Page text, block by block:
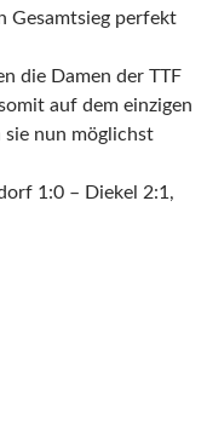
Gesamtsieg perfekt
die Damen der TTF
auf dem einzigen
nun möglichst
1:0 – Diekel 2:1,